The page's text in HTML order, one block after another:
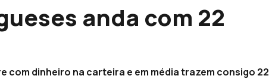
anda com 22
com dinheiro na carteira e em média trazem consigo 22